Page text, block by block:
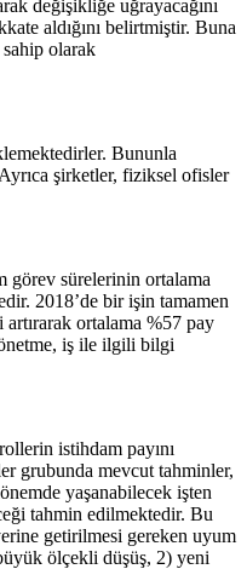
değişikliğe uğrayacağını
aldığını belirtmiştir. Buna
olarak
Bununla
şirketler, fiziksel ofisler
görev sürelerinin ortalama
2018’de bir işin tamamen
ortalama %57 pay
iş ile ilgili bilgi
istihdam payını
grubunda mevcut tahminler,
yaşanabilecek işten
tahmin edilmektedir. Bu
getirilmesi gereken uyum
ölçekli düşüş, 2) yeni